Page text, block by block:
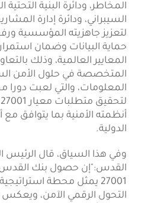
المخاطر، ودائرة البنية التحتية
السيبراني، ودائرة إدارة
لتعزيز جاهزيته المؤسسية
حماية البيانات وضمان
المتخصصة في حلول الأمن
المعلومات، والتي لعبت دورا
أنظمته الأمنية بما يتوافق
الدولية.
وفي هذا السياق، قال الرئيس
27001 يمثل محطة
التحول الرقمي الآمن، ويعكس